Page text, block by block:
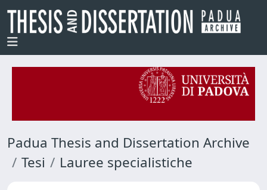
Padua Thesis and Dissertation Archive
Tesi
Lauree specialistiche